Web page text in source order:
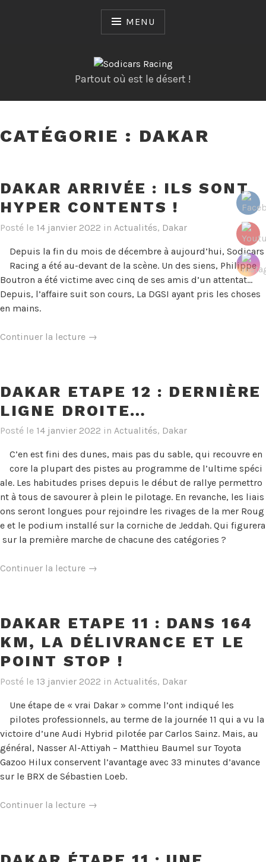
MENU
Partout où est le désert !
CATÉGORIE : DAKAR
DAKAR ARRIVÉE : ILS SONT
HYPER CONTENTS !
Posté le 14 janvier 2022 in Actualités, Dakar
Depuis la fin du mois de décembre à aujourd’hui, Sodicars
Racing a été au-devant de la scène. Un des siens, Philippe
Boutron a été victime avec cinq de ses amis d’un attentat…
Depuis, l’affaire suit son cours, La DGSI ayant pris les choses
en mains.
Continuer la lecture « Dakar
sont
hyper
! »
→
DAKAR ETAPE 12 : DERNIÈRE
LIGNE DROITE…
Posté le 14 janvier 2022 in Actualités, Dakar
C’en est fini des dunes, mais pas du sable, qui recouvre en
core la plupart des pistes au programme de l’ultime spéci
ale. Les habitudes prises depuis le début de rallye permettro
nt à tous de savourer à plein le pilotage. En revanche, les liais
ons seront longues pour rejoindre les rivages de la mer Roug
e et le podium installé sur la corniche de Jeddah. Qui figurera
sur la première marche de chacune des catégories ?
Continuer la lecture « Dakar
Dernière
ligne
→
DAKAR ETAPE 11 : DANS 164
KM, LA DÉLIVRANCE ET LE
POINT STOP !
Posté le 13 janvier 2022 in Actualités, Dakar
Une étape de « vrai Dakar » comme l’ont indiqué les
pilotes professionnels, au terme de la journée 11 qui a vu la
victoire d’une Audi Hybrid pilotée par Carlos Sainz. Mais, au
général, Nasser Al-Attiyah – Matthieu Baumel sur Toyota
Gazoo Hilux conservent l’avantage avec 33 minutes d’avance
sur le BRX de Sébastien Loeb.
Continuer la lecture « Dakar
→